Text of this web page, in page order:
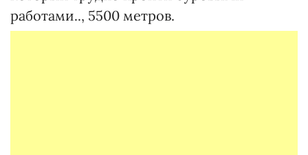
работами.., 5500 метров.